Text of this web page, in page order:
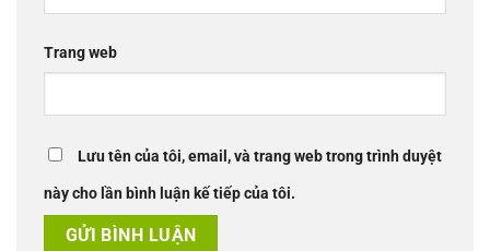
Trang web
Lưu tên của tôi, email, và trang web trong trình duyệt
này cho lần bình luận kế tiếp của tôi.